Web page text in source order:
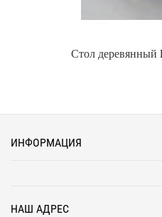
Стол деревянный
ИНФОРМАЦИЯ
НАШ АДРЕС